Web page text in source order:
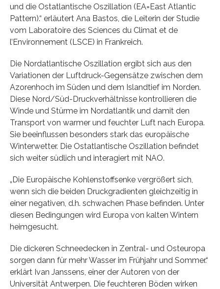
und die Ostatlantische Oszillation (EA=East Atlantic
Pattern).“ erläutert Ana Bastos, die Leiterin der Studie
vom Laboratoire des Sciences du Climat et de
l’Environnement (LSCE) in Frankreich.
Die Nordatlantische Oszillation ergibt sich aus den
Variationen der Luftdruck-Gegensätze zwischen dem
Azorenhoch im Süden und dem Islandtief im Norden.
Diese Nord/Süd-Druckverhältnisse kontrollieren die
Winde und Stürme im Nordatlantik und damit den
Transport von warmer und feuchter Luft nach Europa.
Sie beeinflussen besonders stark das europäische
Winterwetter. Die Ostatlantische Oszillation befindet
sich weiter südlich und interagiert mit NAO.
„Die Europäische Kohlenstoffsenke vergrößert sich,
wenn sich die beiden Druckgradienten gleichzeitig in
einer negativen, d.h. schwachen Phase befinden. Unter
diesen Bedingungen wird Europa von kalten Wintern
heimgesucht.
Die dickeren Schneedecken in Zentral- und Osteuropa
sorgen dann für mehr Wasser im Frühjahr und Sommer.“
erklärt Ivan Janssens, einer der Autoren von der
Universität Antwerpen. Die feuchteren Böden wirken